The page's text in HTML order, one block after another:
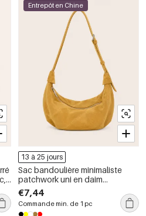
Entrepôt en Chine
13 à 25 jours
Sac bandoulière minimaliste
patchwork uni en daim
patchwork, style sac à main
€7,44
Commande min. de 1 pc